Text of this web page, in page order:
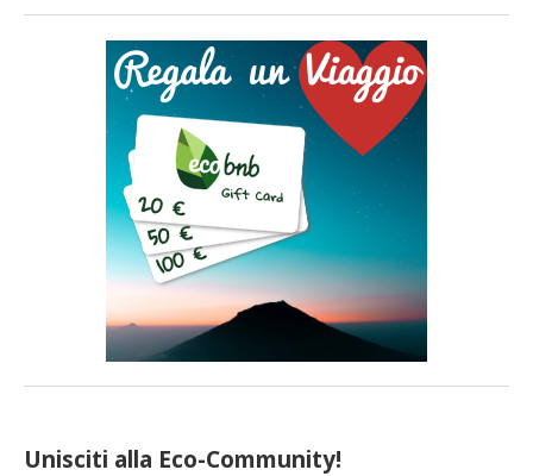
Unisciti alla Eco-Community!
Pubbliche Amministrazioni, imprese e privati che potranno
accedere a fondi per 900 milioni di euro annui, di cui 200
destinati alla PA. Con il Conto Termico 2.0 è […]